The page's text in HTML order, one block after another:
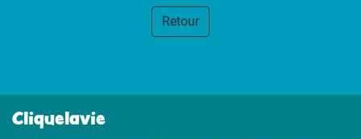
Retour
Cliquelavie